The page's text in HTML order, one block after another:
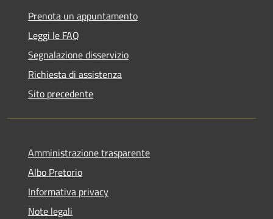
Prenota un appuntamento
Leggi le FAQ
Segnalazione disservizio
Richiesta di assistenza
Sito precedente
Amministrazione trasparente
Albo Pretorio
Informativa privacy
Note legali